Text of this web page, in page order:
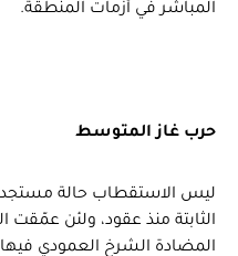
المباشر في أزمات المنطقة.
حرب غاز المتوسط
ليس الاستقطاب حالة
الثابتة منذ عقود، ولئن عمّقت
المضادة الشرخ العمودي